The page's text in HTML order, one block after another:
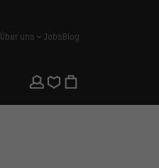
Über uns JobsBlog